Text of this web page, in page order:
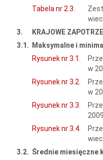
Tabela nr 2.3.
3.
KRAJOWE
3.1.
Maksymalne i
Rysunek nr 3.1.
w
Rysunek nr 3.2.
w
Rysunek nr 3.3.
Rysunek nr 3.4.
3.2. Średnie miesięczne